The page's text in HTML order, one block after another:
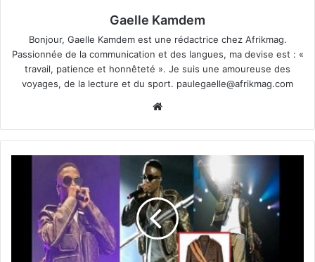
Gaelle Kamdem
Bonjour, Gaelle Kamdem est une rédactrice chez Afrikmag.
Passionnée de la communication et des langues, ma devise est : «
travail, patience et honnêteté ». Je suis une amoureuse des
voyages, de la lecture et du sport. paulegaelle@afrikmag.com